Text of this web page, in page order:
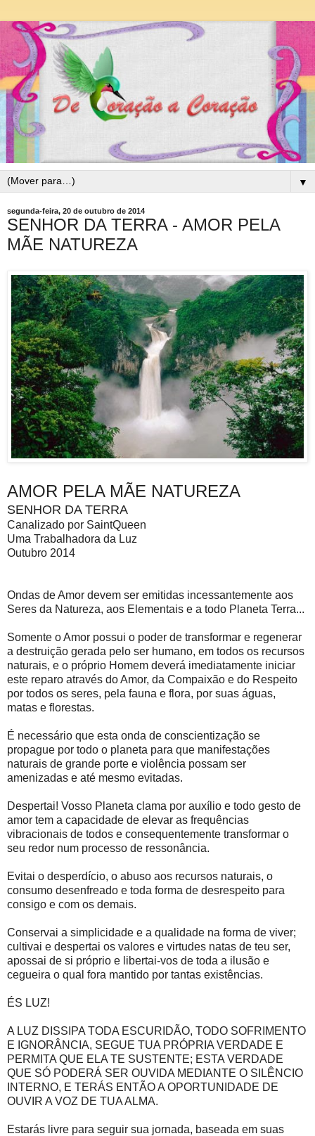
▼
segunda-feira, 20 de outubro de 2014
SENHOR DA TERRA - AMOR PELA
MÃE NATUREZA
AMOR PELA MÃE NATUREZA
SENHOR DA TERRA
Canalizado por SaintQueen
Uma Trabalhadora da Luz
Outubro 2014
Ondas de Amor devem ser emitidas incessantemente aos
Seres da Natureza, aos Elementais e a todo Planeta Terra...
Somente o Amor possui o poder de transformar e regenerar
a destruição gerada pelo ser humano, em todos os recursos
naturais, e o próprio Homem deverá imediatamente iniciar
este reparo através do Amor, da Compaixão e do Respeito
por todos os seres, pela fauna e flora, por suas águas,
matas e florestas.
É necessário que esta onda de conscientização se
propague por todo o planeta para que manifestações
naturais de grande porte e violência possam ser
amenizadas e até mesmo evitadas.
Despertai! Vosso Planeta clama por auxílio e todo gesto de
amor tem a capacidade de elevar as frequências
vibracionais de todos e consequentemente transformar o
seu redor num processo de ressonância.
Evitai o desperdício, o abuso aos recursos naturais, o
consumo desenfreado e toda forma de desrespeito para
consigo e com os demais.
Conservai a simplicidade e a qualidade na forma de viver;
cultivai e despertai os valores e virtudes natas de teu ser,
apossai de si próprio e libertai-vos de toda a ilusão e
cegueira o qual fora mantido por tantas existências.
ÉS LUZ!
A LUZ DISSIPA TODA ESCURIDÃO, TODO SOFRIMENTO
E IGNORÂNCIA, SEGUE TUA PRÓPRIA VERDADE E
PERMITA QUE ELA TE SUSTENTE; ESTA VERDADE
QUE SÓ PODERÁ SER OUVIDA MEDIANTE O SILÊNCIO
INTERNO, E TERÁS ENTÃO A OPORTUNIDADE DE
OUVIR A VOZ DE TUA ALMA.
Estarás livre para seguir sua jornada, baseada em suas